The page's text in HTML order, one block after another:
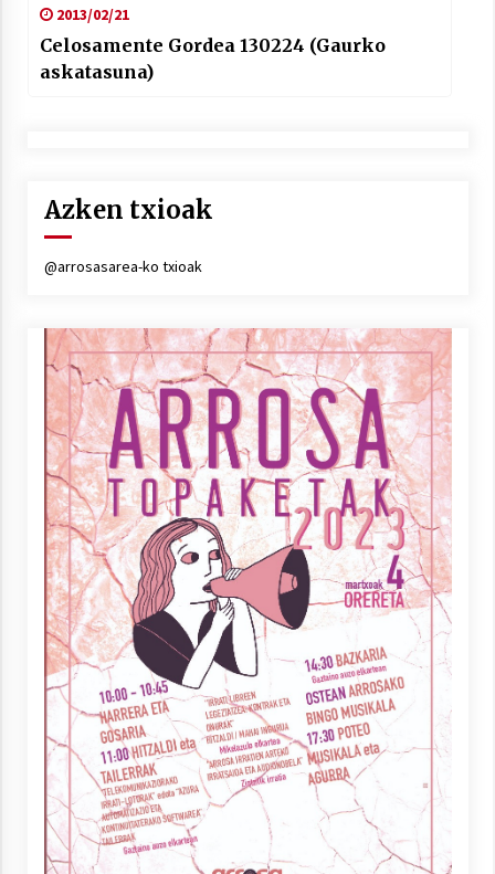
2013/02/21
Celosamente Gordea 130224 (Gaurko
askatasuna)
Azken txioak
@arrosasarea-ko txioak